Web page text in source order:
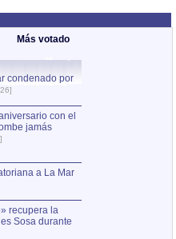
Más votado
condenado por
con el
jamás
a La Mar
recupera la
Sosa durante